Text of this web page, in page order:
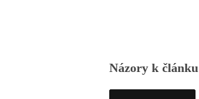
Názory k článku